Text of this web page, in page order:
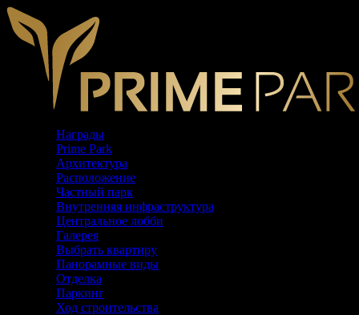
Награды
Prime Park
Архитектура
Расположение
Частный парк
Внутренняя инфраструктура
Центральное лобби
Галерея
Выбрать квартиру
Панорамные виды
Отделка
Паркинг
Ход строительства